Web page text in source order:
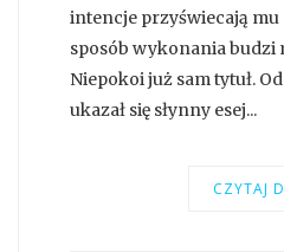
intencje przyświecają mu
sposób wykonania budzi
Niepokoi już sam tytuł.
ukazał się słynny esej...
CZYTAJ